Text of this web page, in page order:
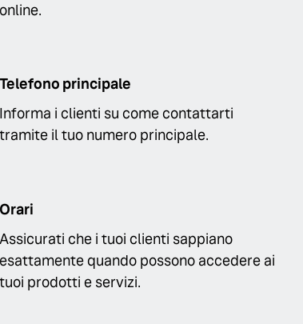
online.
Telefono principale
Informa i clienti su come contattarti
tramite il tuo numero principale.
Orari
Assicurati che i tuoi clienti sappiano
esattamente quando possono accedere ai
tuoi prodotti e servizi.